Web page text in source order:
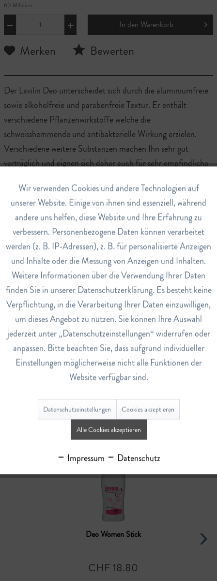
60 Milliliter
In den Warenkorb
Merken Bewerten
Der Lavilin Deo unterscheidet sich durch die aluminiumfreie
sowie alkoholfreie und parabenfreie Textur. Er enthält
verschiedene Pflanzenwirkstoffe welche die
schweisshemmende und antibakterielle Wirkung erzielen.
Verschiedene weitere Substanzen machen Ihn sehr gut
verträglich und eignen sich daher auch für sehr empfindliche
Anwendung
Für eine schonende Anwendung empfehlen wir die Haut
oder den Stick leicht anzufeuchten. Die Anwendung am
Abend, vor dem zu Bett gehen, kann die Wirkung
verlängern.
Art.Nr.
6204270
EAN
7611288120149
Lagerbestand
Bewertungen lesen, schreiben und diskutieren...
mehr
Deo Women Stick
CHF 18.80
Funktionale Aktiv
Marketing Inaktiv
Tracking Inaktiv
Service Inaktiv
Wir verwenden Cookies und andere Technologien auf
unserer Website. Einige von ihnen sind essenziell, während
andere uns helfen, diese Website und Ihre Erfahrung zu
verbessern. Personenbezogene Daten können verarbeitet
werden (z. B. IP-Adressen), z. B. für personalisierte Anzeigen
und Inhalte oder die Messung von Anzeigen und Inhalten.
Weitere Informationen über die Verwendung Ihrer Daten
finden Sie in unserer Datenschutzerklärung. Es besteht keine
Verpflichtung, in die Verarbeitung Ihrer Daten einzuwilligen,
um dieses Angebot zu nutzen. Sie können Ihre Auswahl
jederzeit unter „Datenschutzeinstellungen“ widerrufen oder
anpassen. Bitte beachten Sie, dass aufgrund individueller
Einstellungen möglicherweise nicht alle Funktionen der
Website verfügbar sind.
Datenschutzeinstellungen Cookies akzeptieren
Alle Cookies akzeptieren
Impressum Datenschutz